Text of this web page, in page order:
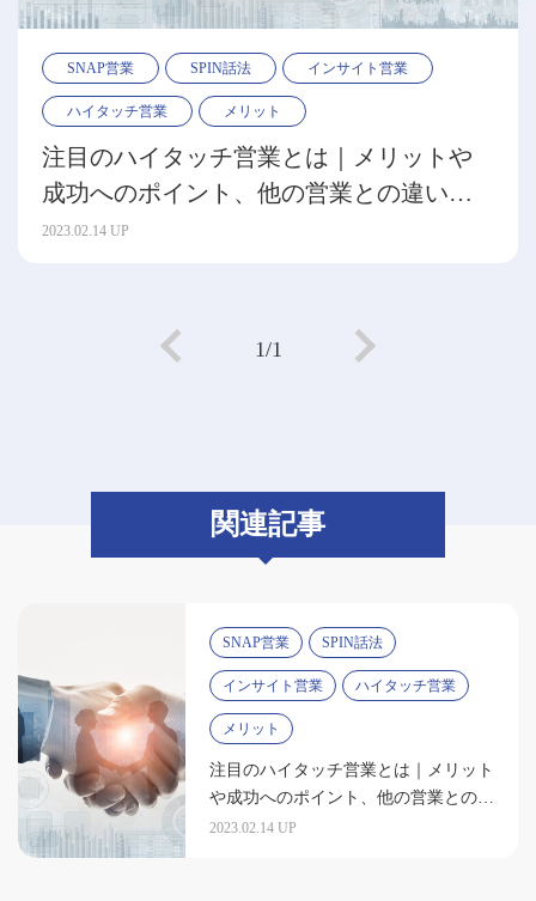
SNAP営業 SPIN話法 インサイト営業
ハイタッチ営業 メリット
注目のハイタッチ営業とは｜メリットや
成功へのポイント、他の営業との違いを
解説
2023.02.14 UP
1/1
関連記事
SNAP営業 SPIN話法
インサイト営業 ハイタッチ営業
メリット
注目のハイタッチ営業とは｜メリット
や成功へのポイント、他の営業との違
いを解説
2023.02.14 UP